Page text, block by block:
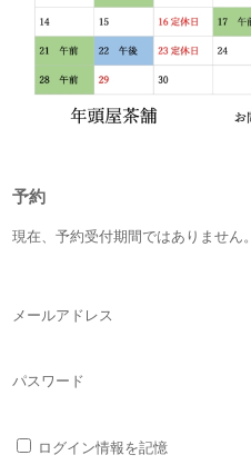
予約
現在、予約受付期間ではありません。
メールアドレス
パスワード
ログイン情報を記憶